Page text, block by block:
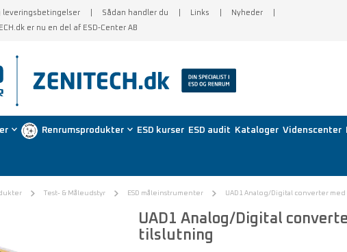
leveringsbetingelser Sådan handler du Links
Nyheder
er nu en del af ESD-Center AB
Renrumsprodukter ESD kurser ESD audit Kataloger Videnscenter
Test- & Måleudstyr ESD måleinstrumenter UAD1 Analog/Digital converter
UAD1 Analog/Digital
tilslutning